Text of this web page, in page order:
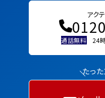
アク
通話無料 24
たっ